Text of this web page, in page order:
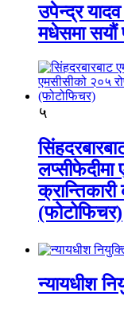
उपेन्द्र
मधेसमा सयौं
५
लप्सीफेदीमा
(फोटोफिचर)
न्यायधीश